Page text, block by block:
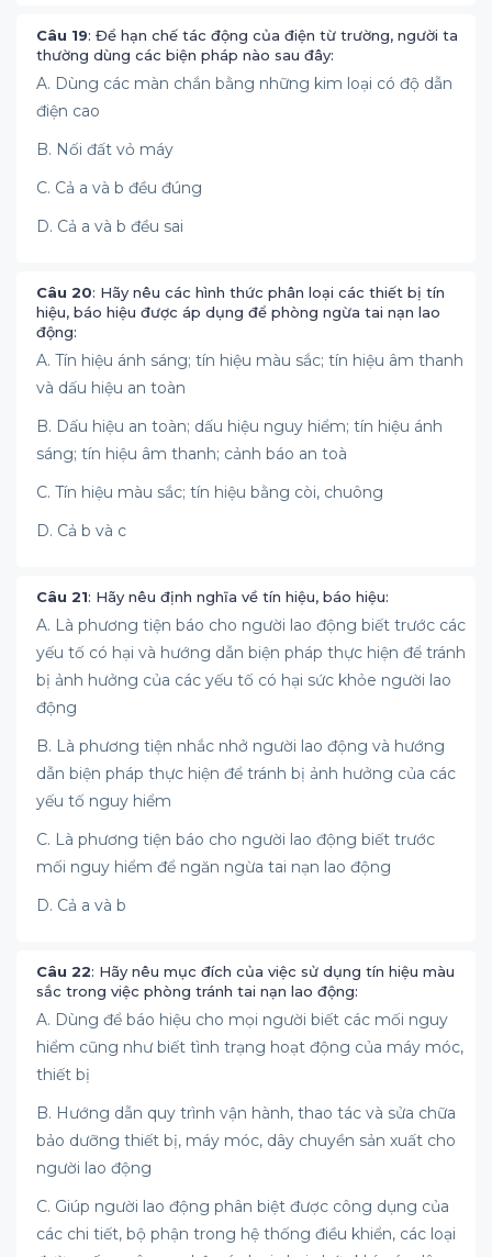
Câu 19: Để hạn chế tác động của điện từ trường, người ta
thường dùng các biện pháp nào sau đây:
A. Dùng các màn chắn bằng những kim loại có độ dẫn
điện cao
B. Nối đất vỏ máy
C. Cả a và b đều đúng
D. Cả a và b đều sai
Câu 20: Hãy nêu các hình thức phân loại các thiết bị tín
hiệu, báo hiệu được áp dụng để phòng ngừa tai nạn lao
động:
A. Tín hiệu ánh sáng; tín hiệu màu sắc; tín hiệu âm thanh
và dấu hiệu an toàn
B. Dấu hiệu an toàn; dấu hiệu nguy hiểm; tín hiệu ánh
sáng; tín hiệu âm thanh; cảnh báo an toà
C. Tín hiệu màu sắc; tín hiệu bằng còi, chuông
D. Cả b và c
Câu 21: Hãy nêu định nghĩa về tín hiệu, báo hiệu:
A. Là phương tiện báo cho người lao động biết trước các
yếu tố có hại và hướng dẫn biện pháp thực hiện để tránh
bị ảnh hưởng của các yếu tố có hại sức khỏe người lao
động
B. Là phương tiện nhắc nhở người lao động và hướng
dẫn biện pháp thực hiện để tránh bị ảnh hưởng của các
yếu tố nguy hiểm
C. Là phương tiện báo cho người lao động biết trước
mối nguy hiểm để ngăn ngừa tai nạn lao động
D. Cả a và b
Câu 22: Hãy nêu mục đích của việc sử dụng tín hiệu màu
sắc trong việc phòng tránh tai nạn lao động:
A. Dùng để báo hiệu cho mọi người biết các mối nguy
hiểm cũng như biết tình trạng hoạt động của máy móc,
thiết bị
B. Hướng dẫn quy trình vận hành, thao tác và sửa chữa
bảo dưỡng thiết bị, máy móc, dây chuyền sản xuất cho
người lao động
C. Giúp người lao động phân biệt được công dụng của
các chi tiết, bộ phận trong hệ thống điều khiển, các loại